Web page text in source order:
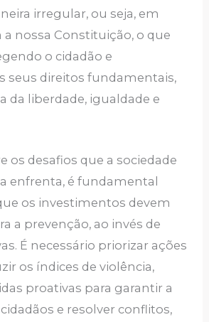
irregular, ou seja, em
nossa Constituição, o que
o cidadão e
seus direitos fundamentais,
da liberdade, igualdade e
os desafios que a sociedade
enfrenta, é fundamental
os investimentos devem
a prevenção, ao invés de
É necessário priorizar ações
os índices de violência,
proativas para garantir a
e resolver conflitos,